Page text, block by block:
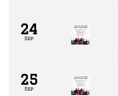
24
Sep
25
Sep